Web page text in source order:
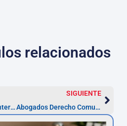
relacionados
Abogados Comercio Internacional en Toledo — Guía 2026
SIGUIENTE
Abogados Derecho Comunitario en Toledo – Asesor.Legal